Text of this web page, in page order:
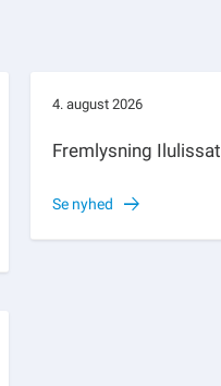
4. august 2026
Fremlysning Ilulissat
Se nyhed